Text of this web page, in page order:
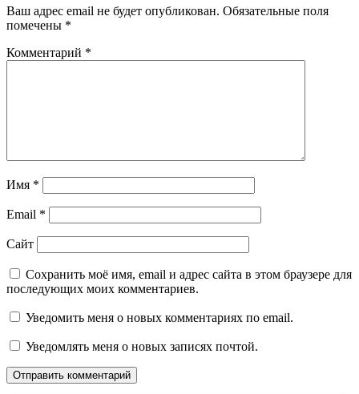
Ваш адрес email не будет опубликован. Обязательные поля
помечены *
Комментарий *
Имя *
Email *
Сайт
Сохранить моё имя, email и адрес сайта в этом браузере для
последующих моих комментариев.
Уведомить меня о новых комментариях по email.
Уведомлять меня о новых записях почтой.